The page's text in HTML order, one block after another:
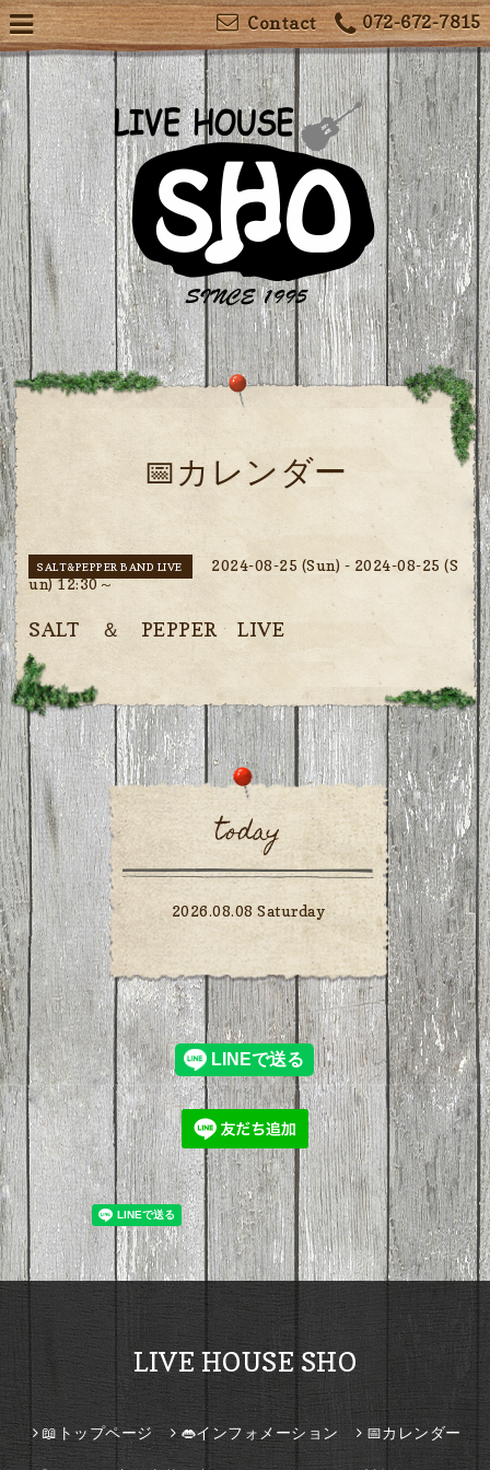
072-672-7815
Contact
📅カレンダー
SALT&PEPPER BAND LIVE
2024-08-25 (Sun) - 2024-08-25 (S
un) 12:30～
SALT ＆ PEPPER LIVE
today
2026.08.08 Saturday
LIVE HOUSE SHO
📖トップページ 👄インフォメーション 📅カレンダー